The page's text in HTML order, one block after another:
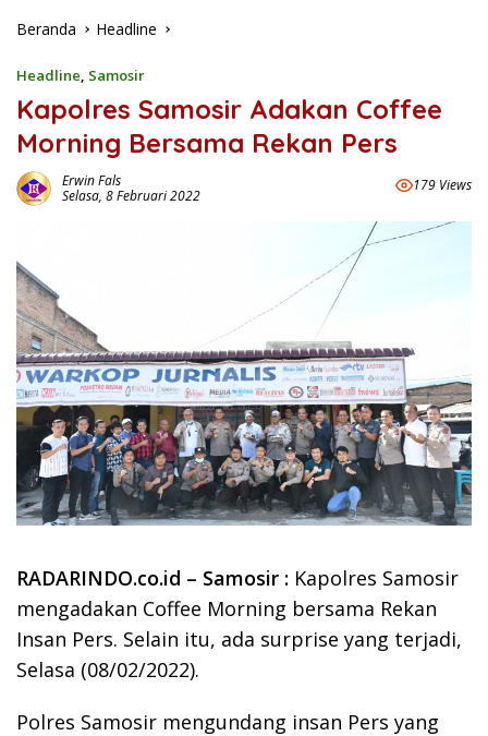
Beranda Headline
Headline, Samosir
Kapolres Samosir Adakan Coffee
Morning Bersama Rekan Pers
Erwin Fals
Selasa, 8 Februari 2022
179 Views
RADARINDO.co.id – Samosir : Kapolres Samosir
mengadakan Coffee Morning bersama Rekan
Insan Pers. Selain itu, ada surprise yang terjadi,
Selasa (08/02/2022).
Polres Samosir mengundang insan Pers yang